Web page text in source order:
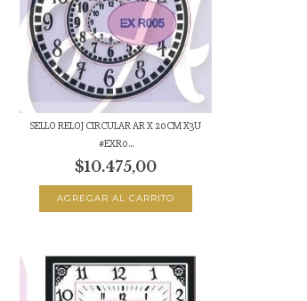
SELLO RELOJ CIRCULAR AR X 20CM X3U
#EXR0...
$10.475,00